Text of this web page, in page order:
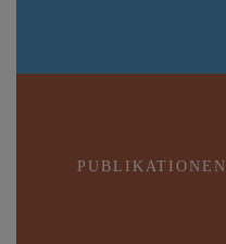
PUBLIKATIONEN